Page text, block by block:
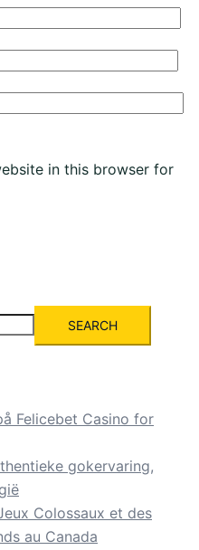
in this browser for
SEARCH
Felicebet Casino for
gokervaring,
Colossaux et des
au Canada